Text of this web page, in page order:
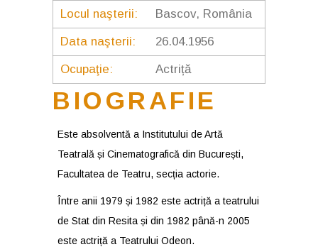
Locul naşterii: Bascov, România
Data naşterii: 26.04.1956
Ocupaţie: Actriță
BIOGRAFIE
Este absolventă a Institutului de Artă
Teatrală și Cinematografică din București,
Facultatea de Teatru, secția actorie.
Între anii 1979 și 1982 este actriță a teatrului
de Stat din Resita și din 1982 până-n 2005
este actriță a Teatrului Odeon.